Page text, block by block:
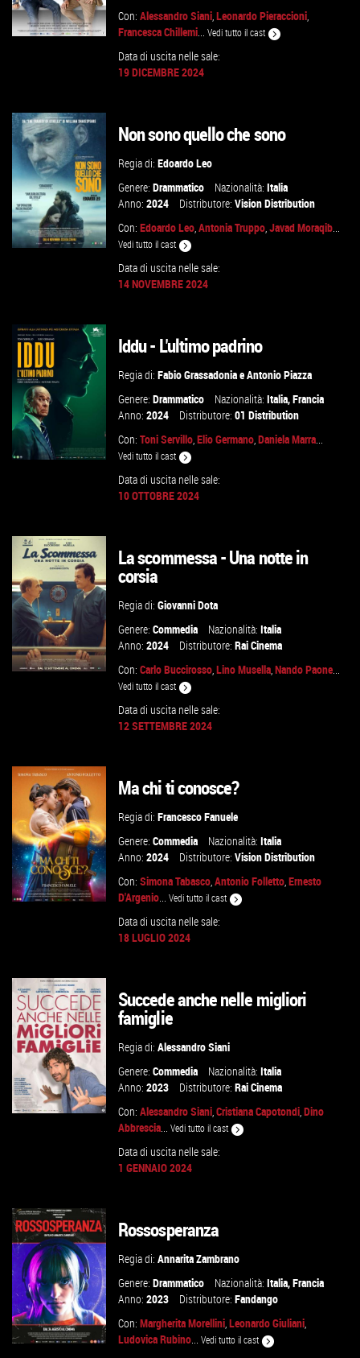
VAI ALLA SCHEDA
Con:Alessandro Siani,Leonardo Pieraccioni,
Francesca Chillemi...Vedi tutto il cast
Data di uscita nelle sale:
19 DICEMBRE 2024
VAI ALLA SCHEDA
Non sono quello che sono
Regia di:Edoardo Leo
Genere:Drammatico Nazionalità:Italia
Anno:2024 Distributore:Vision Distribution
Con:Edoardo Leo,Antonia Truppo,Javad Moraqib...
Vedi tutto il cast
Data di uscita nelle sale:
14 NOVEMBRE 2024
VAI ALLA SCHEDA
Iddu - L'ultimo padrino
Regia di:Fabio GrassadoniaeAntonio Piazza
Genere:Drammatico Nazionalità:Italia,Francia
Anno:2024 Distributore:01 Distribution
Con:Toni Servillo,Elio Germano,Daniela Marra...
Vedi tutto il cast
Data di uscita nelle sale:
10 OTTOBRE 2024
VAI ALLA SCHEDA
La scommessa - Una notte in
corsia
Regia di:Giovanni Dota
Genere:Commedia Nazionalità:Italia
Anno:2024 Distributore:Rai Cinema
Con:Carlo Buccirosso,Lino Musella,Nando Paone...
Vedi tutto il cast
Data di uscita nelle sale:
12 SETTEMBRE 2024
VAI ALLA SCHEDA
Ma chi ti conosce?
Regia di:Francesco Fanuele
Genere:Commedia Nazionalità:Italia
Anno:2024 Distributore:Vision Distribution
Con:Simona Tabasco,Antonio Folletto,Ernesto
D'Argenio...Vedi tutto il cast
Data di uscita nelle sale:
18 LUGLIO 2024
VAI ALLA SCHEDA
Succede anche nelle migliori
famiglie
Regia di:Alessandro Siani
Genere:Commedia Nazionalità:Italia
Anno:2023 Distributore:Rai Cinema
Con:Alessandro Siani,Cristiana Capotondi,Dino
Abbrescia...Vedi tutto il cast
Data di uscita nelle sale:
1 GENNAIO 2024
Rossosperanza
Regia di:Annarita Zambrano
Genere:Drammatico Nazionalità:Italia,Francia
Anno:2023 Distributore:Fandango
Con:Margherita Morellini,Leonardo Giuliani,
Ludovica Rubino...Vedi tutto il cast